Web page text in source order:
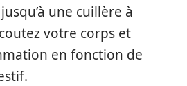
une cuillère à
votre corps et
en fonction de